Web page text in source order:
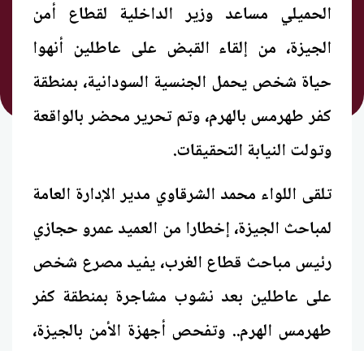
الحميلي مساعد وزير الداخلية لقطاع أمن
الجيزة، من إلقاء القبض على عاطلين أنهوا
حياة شخص يحمل الجنسية السودانية، بمنطقة
كفر طهرمس بالهرم، وتم تحرير محضر بالواقعة
وتولت النيابة التحقيقات.
تلقى اللواء محمد الشرقاوي مدير الإدارة العامة
لمباحث الجيزة، إخطارا من العميد عمرو حجازي
رئيس مباحث قطاع الغرب، يفيد مصرع شخص
على عاطلين بعد نشوب مشاجرة بمنطقة كفر
طهرمس الهرم.. وتفحص أجهزة الأمن بالجيزة،